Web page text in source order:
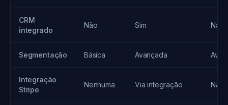
CRM
integrado
Não Sim Não
Segmentação Básica Avançada
Integração
Stripe
Nenhuma Via integração